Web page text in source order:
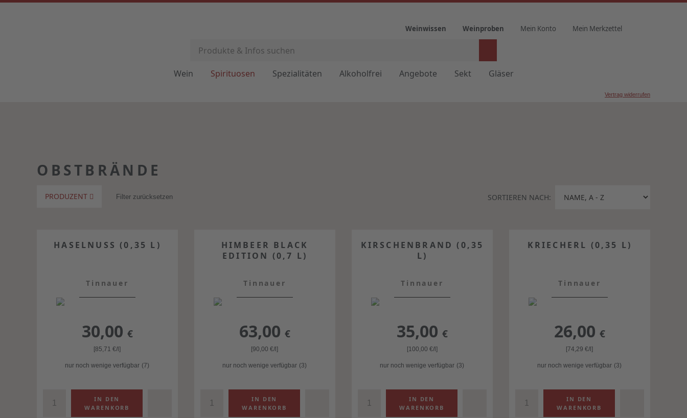
Weinwissen Weinproben Mein Konto Mein Merkzettel
Wein Spirituosen Spezialitäten Alkoholfrei Angebote Sekt Gläser
Vertrag widerrufen
OBSTBRÄNDE
PRODUZENT Filter zurücksetzen SORTIEREN NACH:
HASELNUSS (0,35 L)
Tinnauer
30,00 €
[85,71€/l]
nur noch wenige verfügbar (7)
HIMBEER BLACK
EDITION (0,7 L)
Tinnauer
63,00 €
[90,00€/l]
nur noch wenige verfügbar (3)
KIRSCHENBRAND (0,35
L)
Tinnauer
35,00 €
[100,00 €/l]
nur noch wenige verfügbar (3)
KRIECHERL (0,35 L)
Tinnauer
26,00 €
[74,29€/l]
nur noch wenige verfügbar (3)